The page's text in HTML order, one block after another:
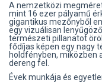
A nemzetközi
mint 16 ezer pályamű
gigantikus mezőnyből
egy vizuálisan
természeti pillanatot
fődíjas képen egy nagy
holdfényben, miközben
dereng fel.
Évek munkája és